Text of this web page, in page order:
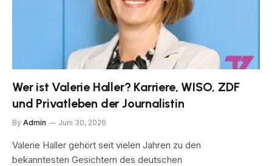
Wer ist Valerie Haller? Karriere, WISO, ZDF
und Privatleben der Journalistin
By Admin Juni 30, 2026
Valerie Haller gehört seit vielen Jahren zu den
bekanntesten Gesichtern des deutschen